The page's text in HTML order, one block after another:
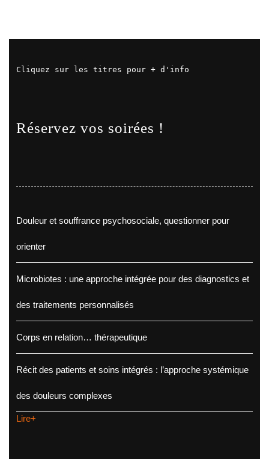
Cliquez sur les titres pour + d'info
Réservez vos soirées !
Douleur et souffrance psychosociale, questionner pour
orienter
Microbiotes : une approche intégrée pour des diagnostics et
des traitements personnalisés
Corps en relation… thérapeutique
Récit des patients et soins intégrés : l’approche systémique
des douleurs complexes
Lire+